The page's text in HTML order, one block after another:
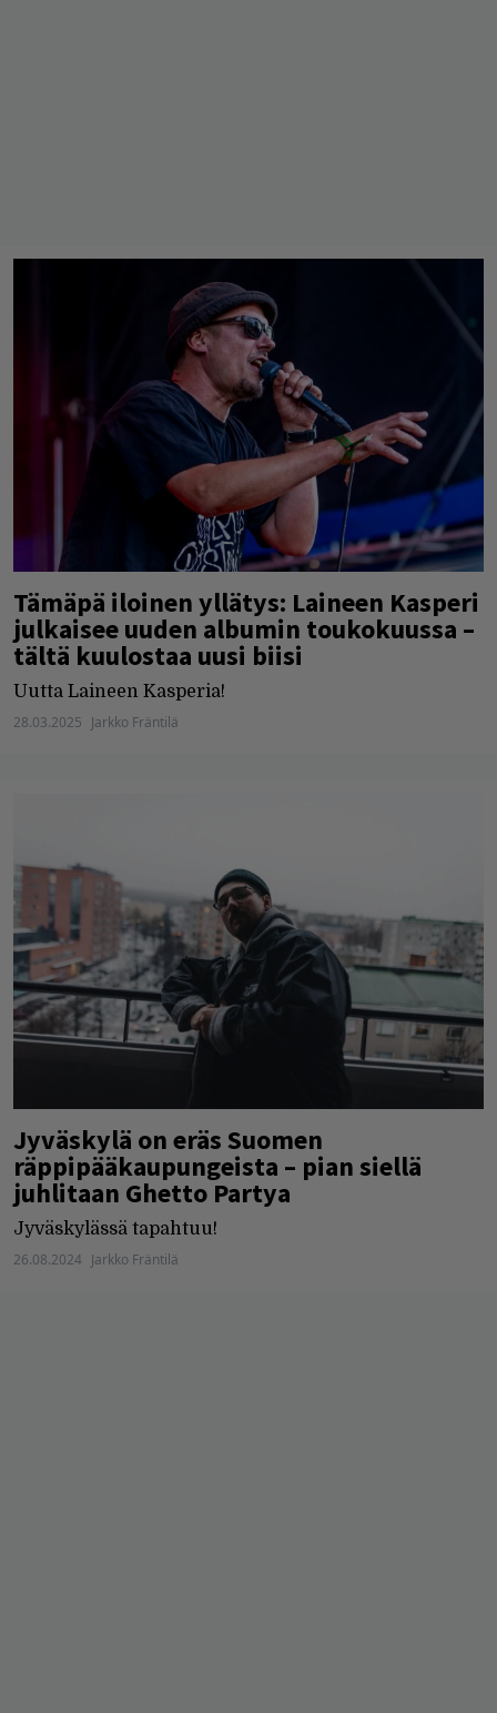
Tämäpä iloinen yllätys: Laineen Kasperi
julkaisee uuden albumin toukokuussa –
tältä kuulostaa uusi biisi
Uutta Laineen Kasperia!
28.03.2025 Jarkko Fräntilä
Jyväskylä on eräs Suomen
räppipääkaupungeista – pian siellä
juhlitaan Ghetto Partya
Jyväskylässä tapahtuu!
26.08.2024 Jarkko Fräntilä